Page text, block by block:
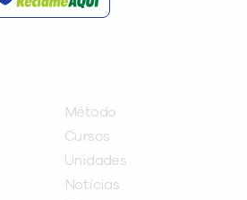
Método
Cursos
Unidades
Notícias